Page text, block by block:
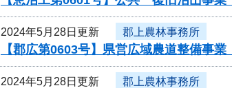
2024年5月28日更新 郡上農林事務所
【郡広第0603号】県営広域農道整備
2024年5月28日更新 郡上農林事務所